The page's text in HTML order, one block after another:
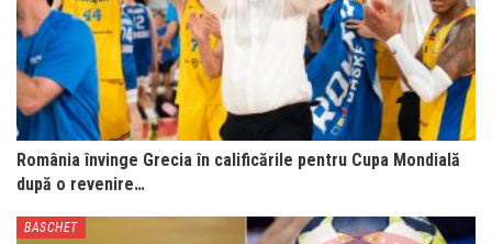
România învinge Grecia în calificările pentru Cupa Mondială
după o revenire…
BASCHET